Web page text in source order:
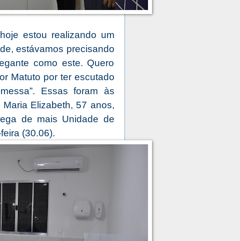
estou realizando um
estávamos precisando
como este. Quero
Matuto por ter escutado
Essas foram às
Elizabeth, 57 anos,
de mais Unidade de
(30.06).